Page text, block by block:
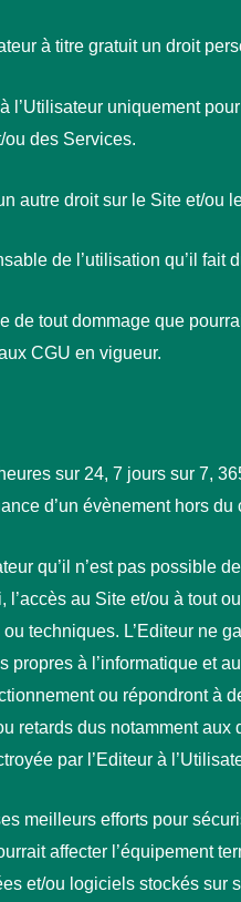
à titre gratuit un droit
l’Utilisateur uniquement
des Services.
autre droit sur le Site et/
de l’utilisation qu’il
de tout dommage que
CGU en vigueur.
sur 24, 7 jours sur 7,
d’un évènement hors du
qu’il n’est pas
l’accès au Site et/ou à tout
techniques. L’Editeur ne
propres à l’informatique et
ou répondront à
retards dus notamment
par l’Editeur à
meilleurs efforts pour
affecter l’équipement
et/ou logiciels stockés sur